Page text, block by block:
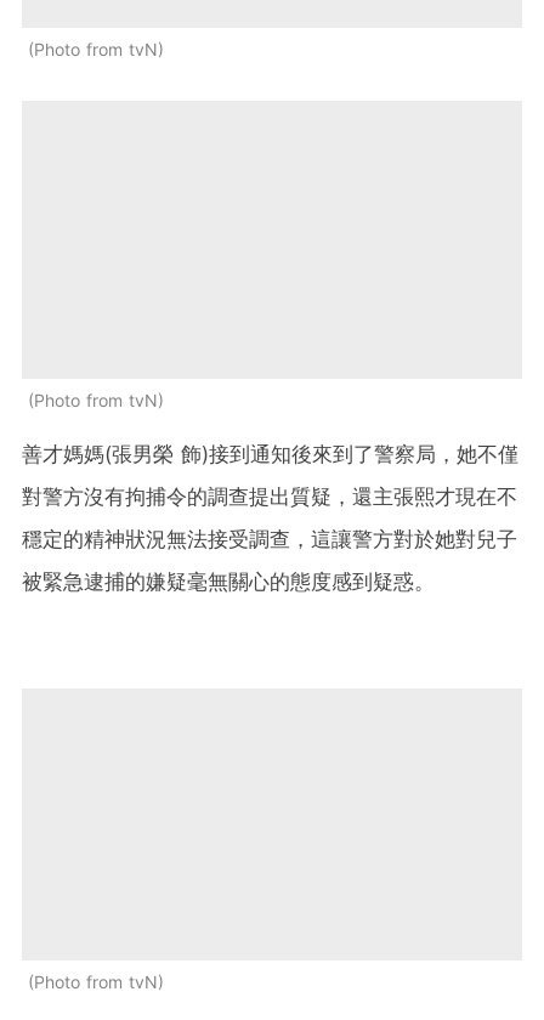
Photo from tvN
Photo from tvN
善才媽媽(張男榮 飾)接到通知後來到了警察局，她不僅
對警方沒有拘捕令的調查提出質疑，還主張熙才現在不
穩定的精神狀況無法接受調查，這讓警方對於她對兒子
被緊急逮捕的嫌疑毫無關心的態度感到疑惑。
Photo from tvN